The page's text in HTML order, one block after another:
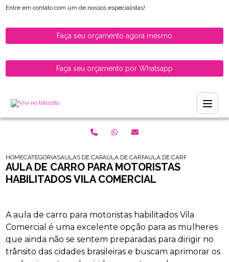
Entre em contato com um de nossos especialistas!
Faça seu orçamento agora mesmo
Faça seu orçamento por Whatsapp
HOMECATEGORIASAULAS DE CARRO PARA HABILITADOS
AULA DE CARRO PARA MULHERES RECEM
AULA DE CARRO PARA
AULA DE CARRO PARA MOTORISTAS
HABILITADOS VILA COMERCIAL
A aula de carro para motoristas habilitados Vila
Comercial é uma excelente opção para as mulheres
que ainda não se sentem preparadas para dirigir no
trânsito das cidades brasileiras e buscam aprimorar os